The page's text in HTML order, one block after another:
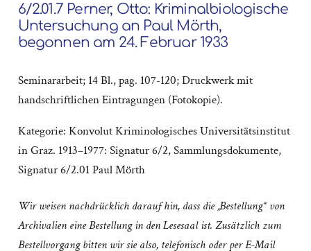
6/2.01.7 Perner, Otto: Kriminalbiologische
Untersuchung an Paul Mörth,
begonnen am 24. Februar 1933
Seminararbeit; 14 Bl., pag. 107-120; Druckwerk mit
handschriftlichen Eintragungen (Fotokopie).
Kategorie: Konvolut Kriminologisches Universitätsinstitut
in Graz. 1913–1977: Signatur 6/2,Sammlungsdokumente,
Signatur 6/2.01 Paul Mörth
Wir weisen nachdrücklich darauf hin, dass die „Bestellung“ von
Archivalien eine Bestellung in den Lesesaal ist. Zusätzlich zum
Bestellvorgang bitten wir sie also, telefonisch oder per E-Mail